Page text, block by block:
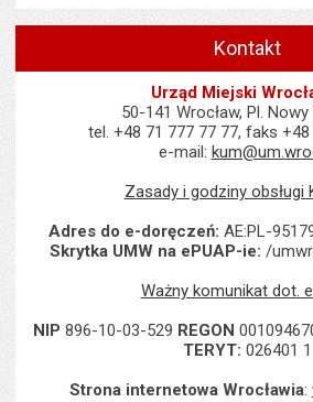
Kontakt
Urząd Miejski
50-141 Wrocław, Pl.
tel. +48 71 777 77 77, faks
e-mail:
Zasady i godziny obsługi
Adres do e-doręczeń: AE:PL-
Skrytka UMW na ePUAP-ie: /
Ważny komunikat dot.
NIP 896-10-03-529 REGON
TERYT: 026401 1
Strona internetowa Wrocławia: